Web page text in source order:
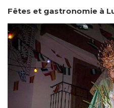
Fêtes et gastronomie à